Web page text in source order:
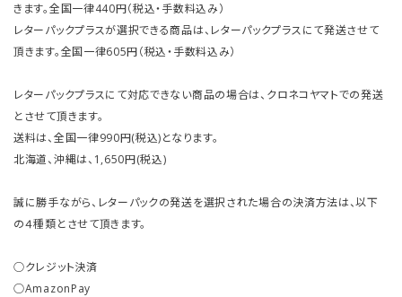
きます。全国一律440円（税込・手数料込み）
レターパックプラスが選択できる商品は、レターパックプラスにて発送させて
頂きます。全国一律605円（税込・手数料込み）
レターパックプラスにて対応できない商品の場合は、クロネコヤマトでの発送
とさせて頂きます。
送料は、全国一律990円(税込)となります。
北海道、沖縄は、1,650円(税込)
誠に勝手ながら、レターパックの発送を選択された場合の決済方法は、以下
の４種類とさせて頂きます。
○クレジット決済
○AmazonPay